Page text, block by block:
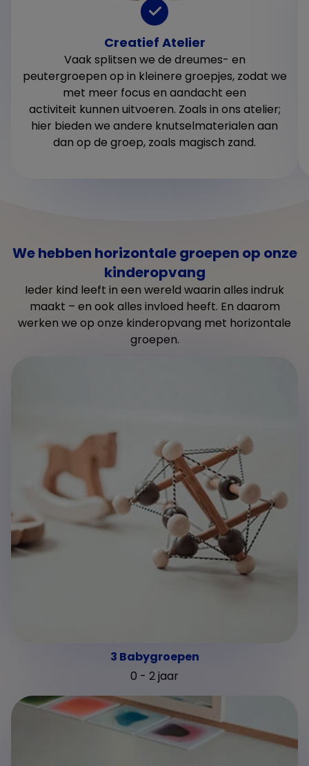
Creatief Atelier
Vaak splitsen we de dreumes- en
peutergroepen op in kleinere groepjes, zodat we
met meer focus en aandacht een
activiteit kunnen uitvoeren. Zoals in ons atelier;
hier bieden we andere knutselmaterialen aan
dan op de groep, zoals magisch zand.
We hebben horizontale groepen op onze
kinderopvang
Ieder kind leeft in een wereld waarin alles indruk
maakt – en ook alles invloed heeft. En daarom
werken we op onze kinderopvang met horizontale
groepen.
3 Babygroepen
0 - 2 jaar